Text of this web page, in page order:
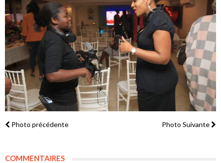
Photo précédente Photo Suivante
COMMENTAIRES